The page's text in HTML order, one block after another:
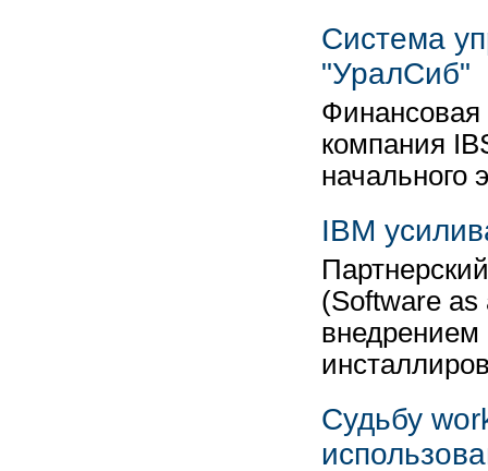
Cистема
"УралСиб"
компания
начального
IBM
(Software as
внедрением
Судьбу